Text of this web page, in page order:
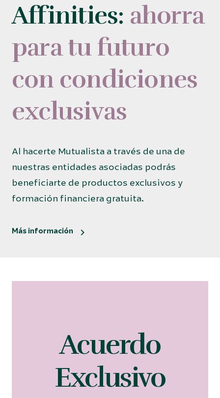
Affinities: ahorra
para tu futuro
con condiciones
exclusivas
Al hacerte Mutualista a través de una de
nuestras entidades asociadas podrás
beneficiarte de productos exclusivos y
formación financiera gratuita.
Más información
Acuerdo
Exclusivo